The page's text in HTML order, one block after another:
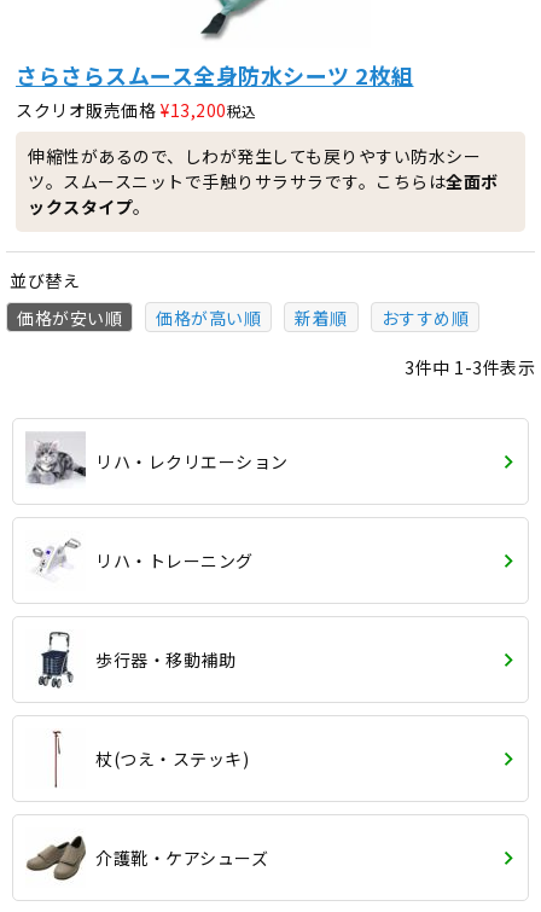
さらさらスムース全身防水シーツ 2枚組
スクリオ販売価格 ¥13,200税込
伸縮性があるので、しわが発生しても戻りやすい防水シー
ツ。スムースニットで手触りサラサラです。こちらは全面ボ
ックスタイプ。
並び替え
価格が安い順
価格が高い順 新着順 おすすめ順
3件中 1-3件表示
リハ・レクリエーション
リハ・トレーニング
歩行器・移動補助
杖(つえ・ステッキ)
介護靴・ケアシューズ